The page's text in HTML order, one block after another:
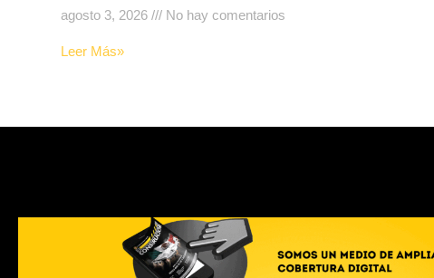
agosto 3, 2026
No hay comentarios
Leer Más»